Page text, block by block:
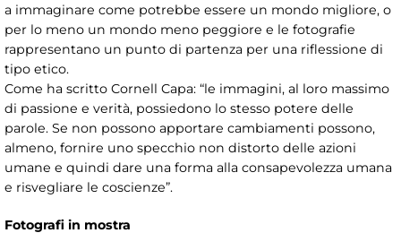
a immaginare come potrebbe essere un mondo migliore, o
per lo meno un mondo meno peggiore e le fotografie
rappresentano un punto di partenza per una riflessione di
tipo etico.
Come ha scritto Cornell Capa: “le immagini, al loro massimo
di passione e verità, possiedono lo stesso potere delle
parole. Se non possono apportare cambiamenti possono,
almeno, fornire uno specchio non distorto delle azioni
umane e quindi dare una forma alla consapevolezza umana
e risvegliare le coscienze”.
Fotografi in mostra